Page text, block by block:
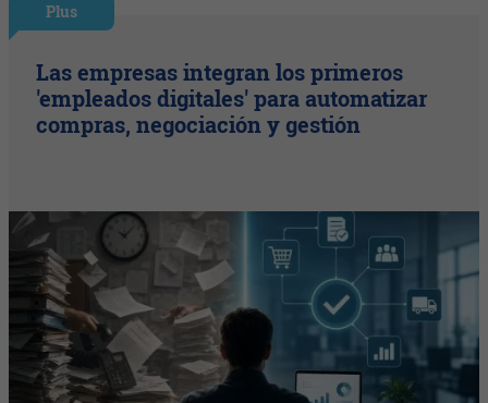
Plus
Las empresas integran los primeros
'empleados digitales' para automatizar
compras, negociación y gestión